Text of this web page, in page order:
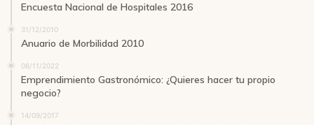
Encuesta Nacional de Hospitales 2016
31/12/2010
Anuario de Morbilidad 2010
06/11/2022
Emprendimiento Gastronómico: ¿Quieres hacer tu propio
negocio?
14/09/2017